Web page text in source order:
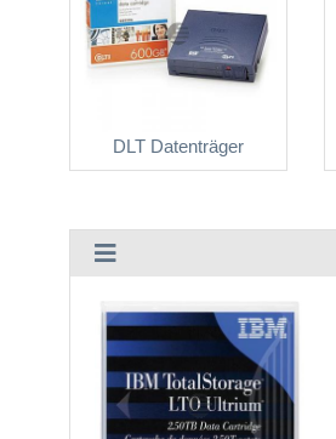
DLT Datenträger